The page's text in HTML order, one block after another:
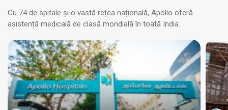
Cu 74 de spitale și o vastă rețea națională, Apollo oferă
asistență medicală de clasă mondială în toată India.